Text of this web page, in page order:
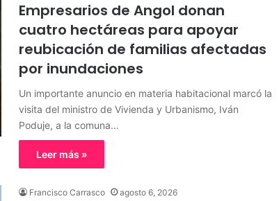
Empresarios de Angol donan
cuatro hectáreas para apoyar
reubicación de familias afectadas
por inundaciones
Un importante anuncio en materia habitacional marcó la
visita del ministro de Vivienda y Urbanismo, Iván
Poduje, a la comuna…
Leer más »
Francisco Carrasco agosto 6, 2026